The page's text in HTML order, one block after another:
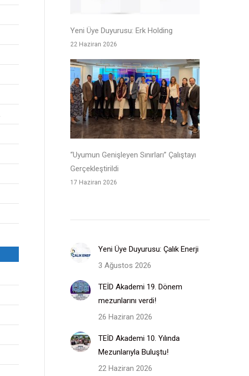
Yeni Üye Duyurusu: Erk Holding
22 Haziran 2026
“Uyumun Genişleyen Sınırları” Çalıştayı
Gerçekleştirildi
17 Haziran 2026
Yeni Üye Duyurusu: Çalık Enerji
3 Ağustos 2026
TEİD Akademi 19. Dönem
mezunlarını verdi!
26 Haziran 2026
TEİD Akademi 10. Yılında
Mezunlarıyla Buluştu!
22 Haziran 2026